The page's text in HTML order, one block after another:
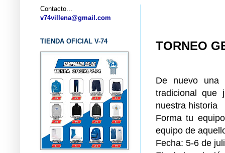
TORNEO
De nuevo una
tradicional que
nuestra historia
Forma tu
equipo de
Fecha: 5-6 de
Contacto...
v74villena@gmail.com
TIENDA OFICIAL V-74